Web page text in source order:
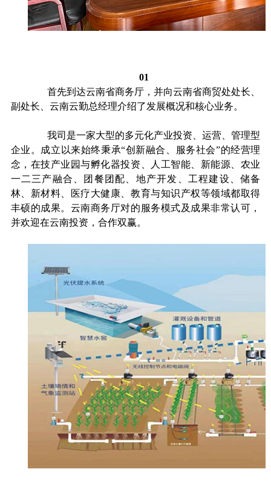
01
首先到达云南省商务厅，并向云南省商贸处处长、
副处长、云南云勤总经理介绍了发展概况和核心业务。
我司是一家大型的多元化产业投资、运营、管理型
企业。成立以来始终秉承“创新融合、服务社会”的经营理
念，在技产业园与孵化器投资、人工智能、新能源、农业
一二三产融合、团餐团配、地产开发、工程建设、储备
林、新材料、医疗大健康、教育与知识产权等领域都取得
丰硕的成果。云南商务厅对的服务模式及成果非常认可，
并欢迎在云南投资，合作双赢。